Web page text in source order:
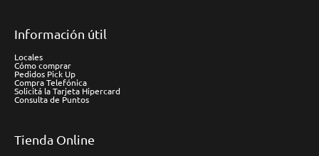
Información útil
Locales
Cómo comprar
Pedidos Pick Up
Compra Telefónica
Solicitá la Tarjeta Hipercard
Consulta de Puntos
Tienda Online